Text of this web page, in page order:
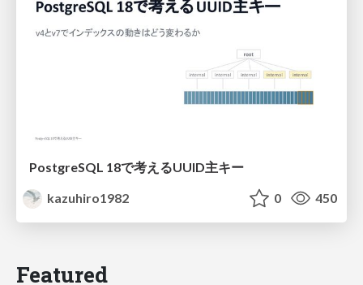
PostgreSQL 18で考えるUUID主キー
kazuhiro1982
0 450
Featured